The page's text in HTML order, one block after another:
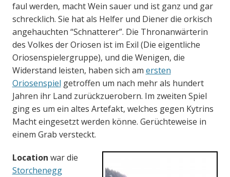
faul werden, macht Wein sauer und ist ganz und gar
schrecklich. Sie hat als Helfer und Diener die orkisch
angehauchten “Schnatterer”. Die Thronanwärterin
des Volkes der Oriosen ist im Exil (Die eigentliche
Oriosenspielergruppe), und die Wenigen, die
Widerstand leisten, haben sich am ersten
Oriosenspiel getroffen um nach mehr als hundert
Jahren ihr Land zurückzuerobern. Im zweiten Spiel
ging es um ein altes Artefakt, welches gegen Kytrins
Macht eingesetzt werden könne. Gerüchteweise in
einem Grab versteckt.
Location war die
Storchenegg